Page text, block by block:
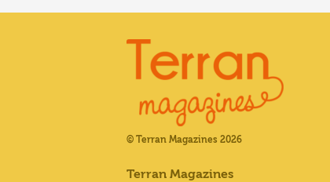
© Terran Magazines 2026
Terran Magazines